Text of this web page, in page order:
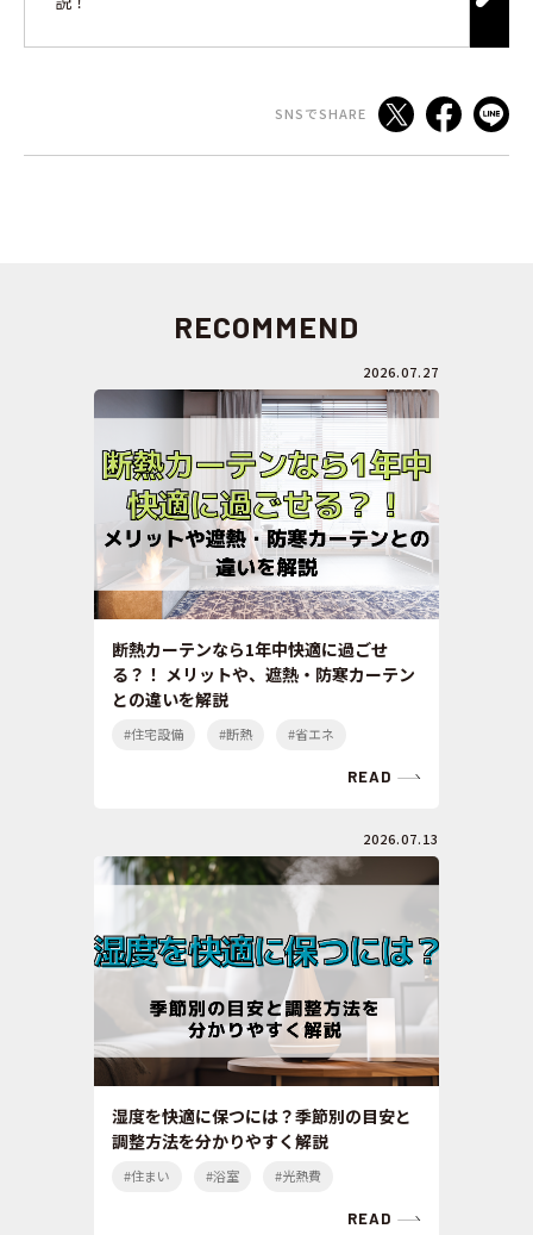
SNSでSHARE
RECOMMEND
2026.07.27
断熱カーテンなら1年中快適に過ごせ
る？！ メリットや、遮熱・防寒カーテン
との違いを解説
#住宅設備 #断熱 #省エネ
READ
2026.07.13
湿度を快適に保つには？季節別の目安と
調整方法を分かりやすく解説
#住まい #浴室 #光熱費
READ